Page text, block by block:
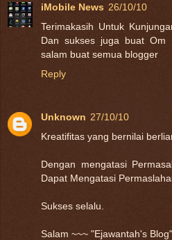
iMobile News 26/10/10
Terimakasih Untuk
Dan sukses juga buat Om
salam buat semua blogger
Reply
Unknown 27/10/10
Kreatifitas yang bernilai
Dengan mengatasi
Dapat Mengatasi
Sukses selalu.
Salam ~~~ "Ejawantah's Blog"